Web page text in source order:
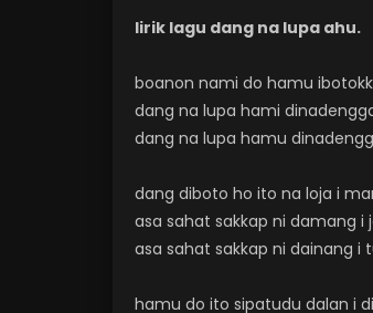
lirik lagu dang na lupa ahu.
boanon nami do hamu
dang na lupa hami
dang na lupa hamu
dang diboto ho ito na loja i
asa sahat sakkap ni damang i
asa sahat sakkap ni dainang i
hamu do ito sipatudu dalan i